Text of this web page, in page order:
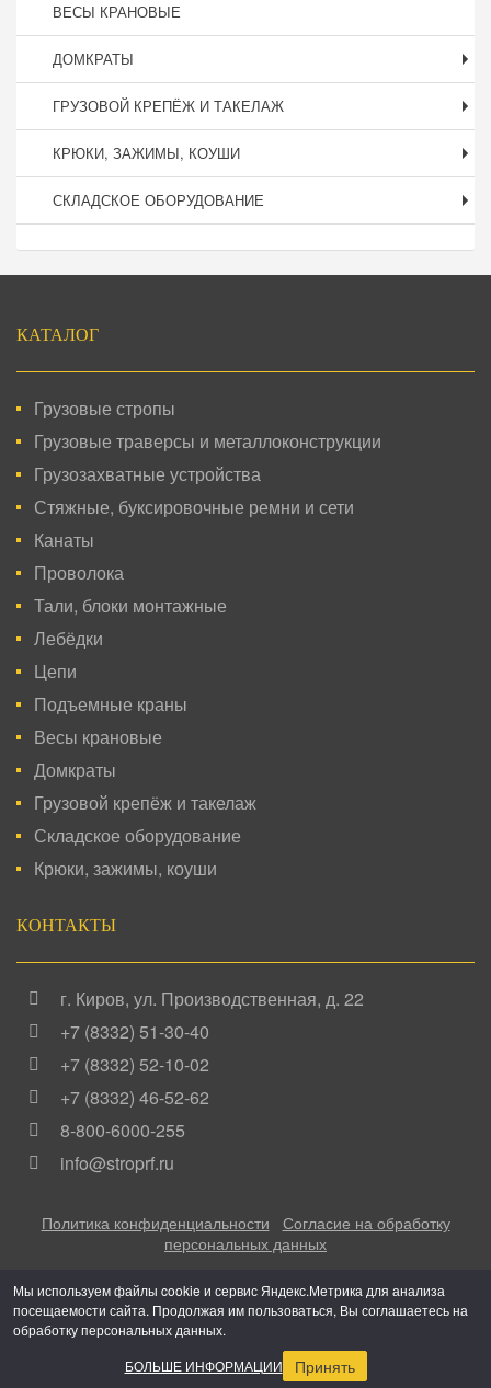
ВЕСЫ КРАНОВЫЕ
ДОМКРАТЫ
ГРУЗОВОЙ КРЕПЁЖ И ТАКЕЛАЖ
КРЮКИ, ЗАЖИМЫ, КОУШИ
СКЛАДСКОЕ ОБОРУДОВАНИЕ
КАТАЛОГ
Грузовые стропы
Грузовые траверсы и металлоконструкции
Грузозахватные устройства
Стяжные, буксировочные ремни и сети
Канаты
Проволока
Тали, блоки монтажные
Лебёдки
Цепи
Подъемные краны
Весы крановые
Домкраты
Грузовой крепёж и такелаж
Складское оборудование
Крюки, зажимы, коуши
КОНТАКТЫ
г. Киров, ул. Производственная, д. 22
+7 (8332) 51-30-40
+7 (8332) 52-10-02
+7 (8332) 46-52-62
8-800-6000-255
info@stroprf.ru
Политика конфиденциальности
Согласие на обработку
персональных данных
Copyright ©2016 - 2026 Грузовая механика . Все права
защищены.Сообщить об ошибке.
Создание, поддержка и продвижение сайтов
Мы используем файлы cookie и сервис Яндекс.Метрика для анализа
посещаемости сайта. Продолжая им пользоваться, Вы соглашаетесь на
обработку персональных данных.
БОЛЬШЕ ИНФОРМАЦИИ
Принять